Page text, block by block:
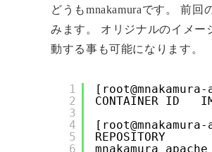
どうもmnakamuraです。 前
みます。 オリジナルのイメー
動する事も可能になります。
1
2
3
4
5
6
CONTAINER ID
REPOSITORY